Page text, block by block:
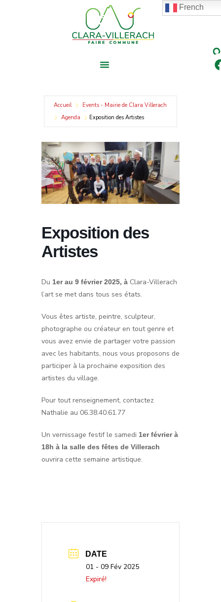
Accueil
Events - Mairie de Clara Villerach
Agenda
Exposition des Artistes
Exposition des
Artistes
Du 1er au 9 février 2025, à Clara-Villerach
l’art se met dans tous ses états.
Vous êtes artiste, peintre, sculpteur,
photographe ou créateur en tout genre et
vous avez envie de partager votre passion
avec les habitants, nous vous proposons de
participer à la prochaine exposition des
artistes du village.
Pour tout renseignement, contactez
Nathalie au 06.38.40.61.77
Un vernissage festif le samedi 1er février à
18h à la salle des fêtes de Villerach
ouvrira cette semaine artistique.
DATE
01 - 09 Fév 2025
Expiré!
French